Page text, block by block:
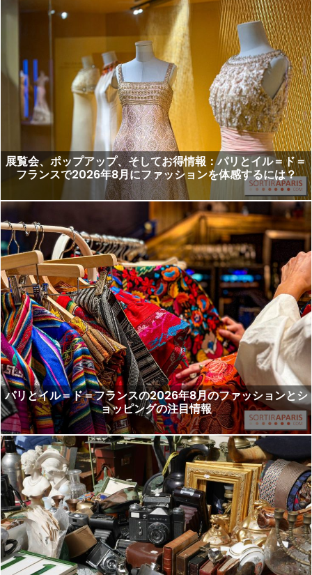
展覧会、ポップアップ、そしてお得情報：パリとイル＝ド＝
フランスで2026年8月にファッションを体感するには？
パリとイル＝ド＝フランスの2026年8月のファッションとシ
ョッピングの注目情報